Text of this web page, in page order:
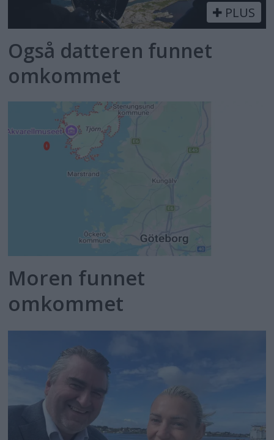
PLUS
Også datteren funnet
omkommet
Moren funnet
omkommet